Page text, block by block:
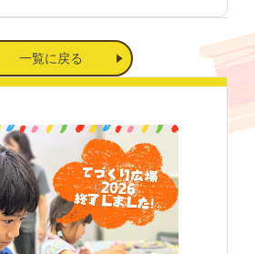
一覧に戻る